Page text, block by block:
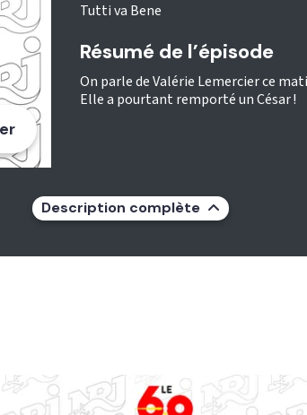
Tutti va Bene
Résumé de l’épisode
On parle de Valérie Lemercier ce
Elle a pourtant remporté un César !
Description complète